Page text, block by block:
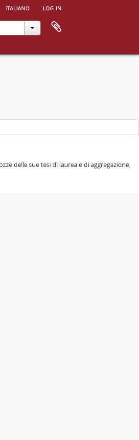
italiano log in
delle sue tesi di laurea e di aggregazione,